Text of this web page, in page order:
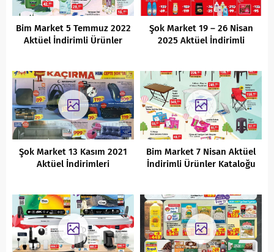
Bim Market 5 Temmuz 2022
Aktüel İndirimli Ürünler
Şok Market 19 – 26 Nisan
2025 Aktüel İndirimli
Şok Market 13 Kasım 2021
Aktüel İndirimleri
Bim Market 7 Nisan Aktüel
İndirimli Ürünler Kataloğu